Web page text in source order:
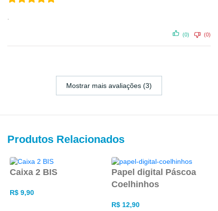
.
(0) (0)
Mostrar mais avaliações (3)
Produtos Relacionados
Caixa 2 BIS
R$ 9,90
Papel digital Páscoa
Coelhinhos
R$12,90